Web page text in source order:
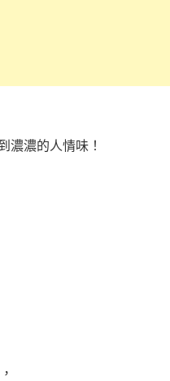
濃濃的人情味！